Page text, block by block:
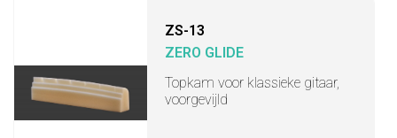
ZS-13
ZERO GLIDE
Topkam voor klassieke gitaar,
voorgevijld